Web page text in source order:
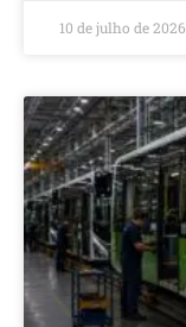
10 de julho de 2026